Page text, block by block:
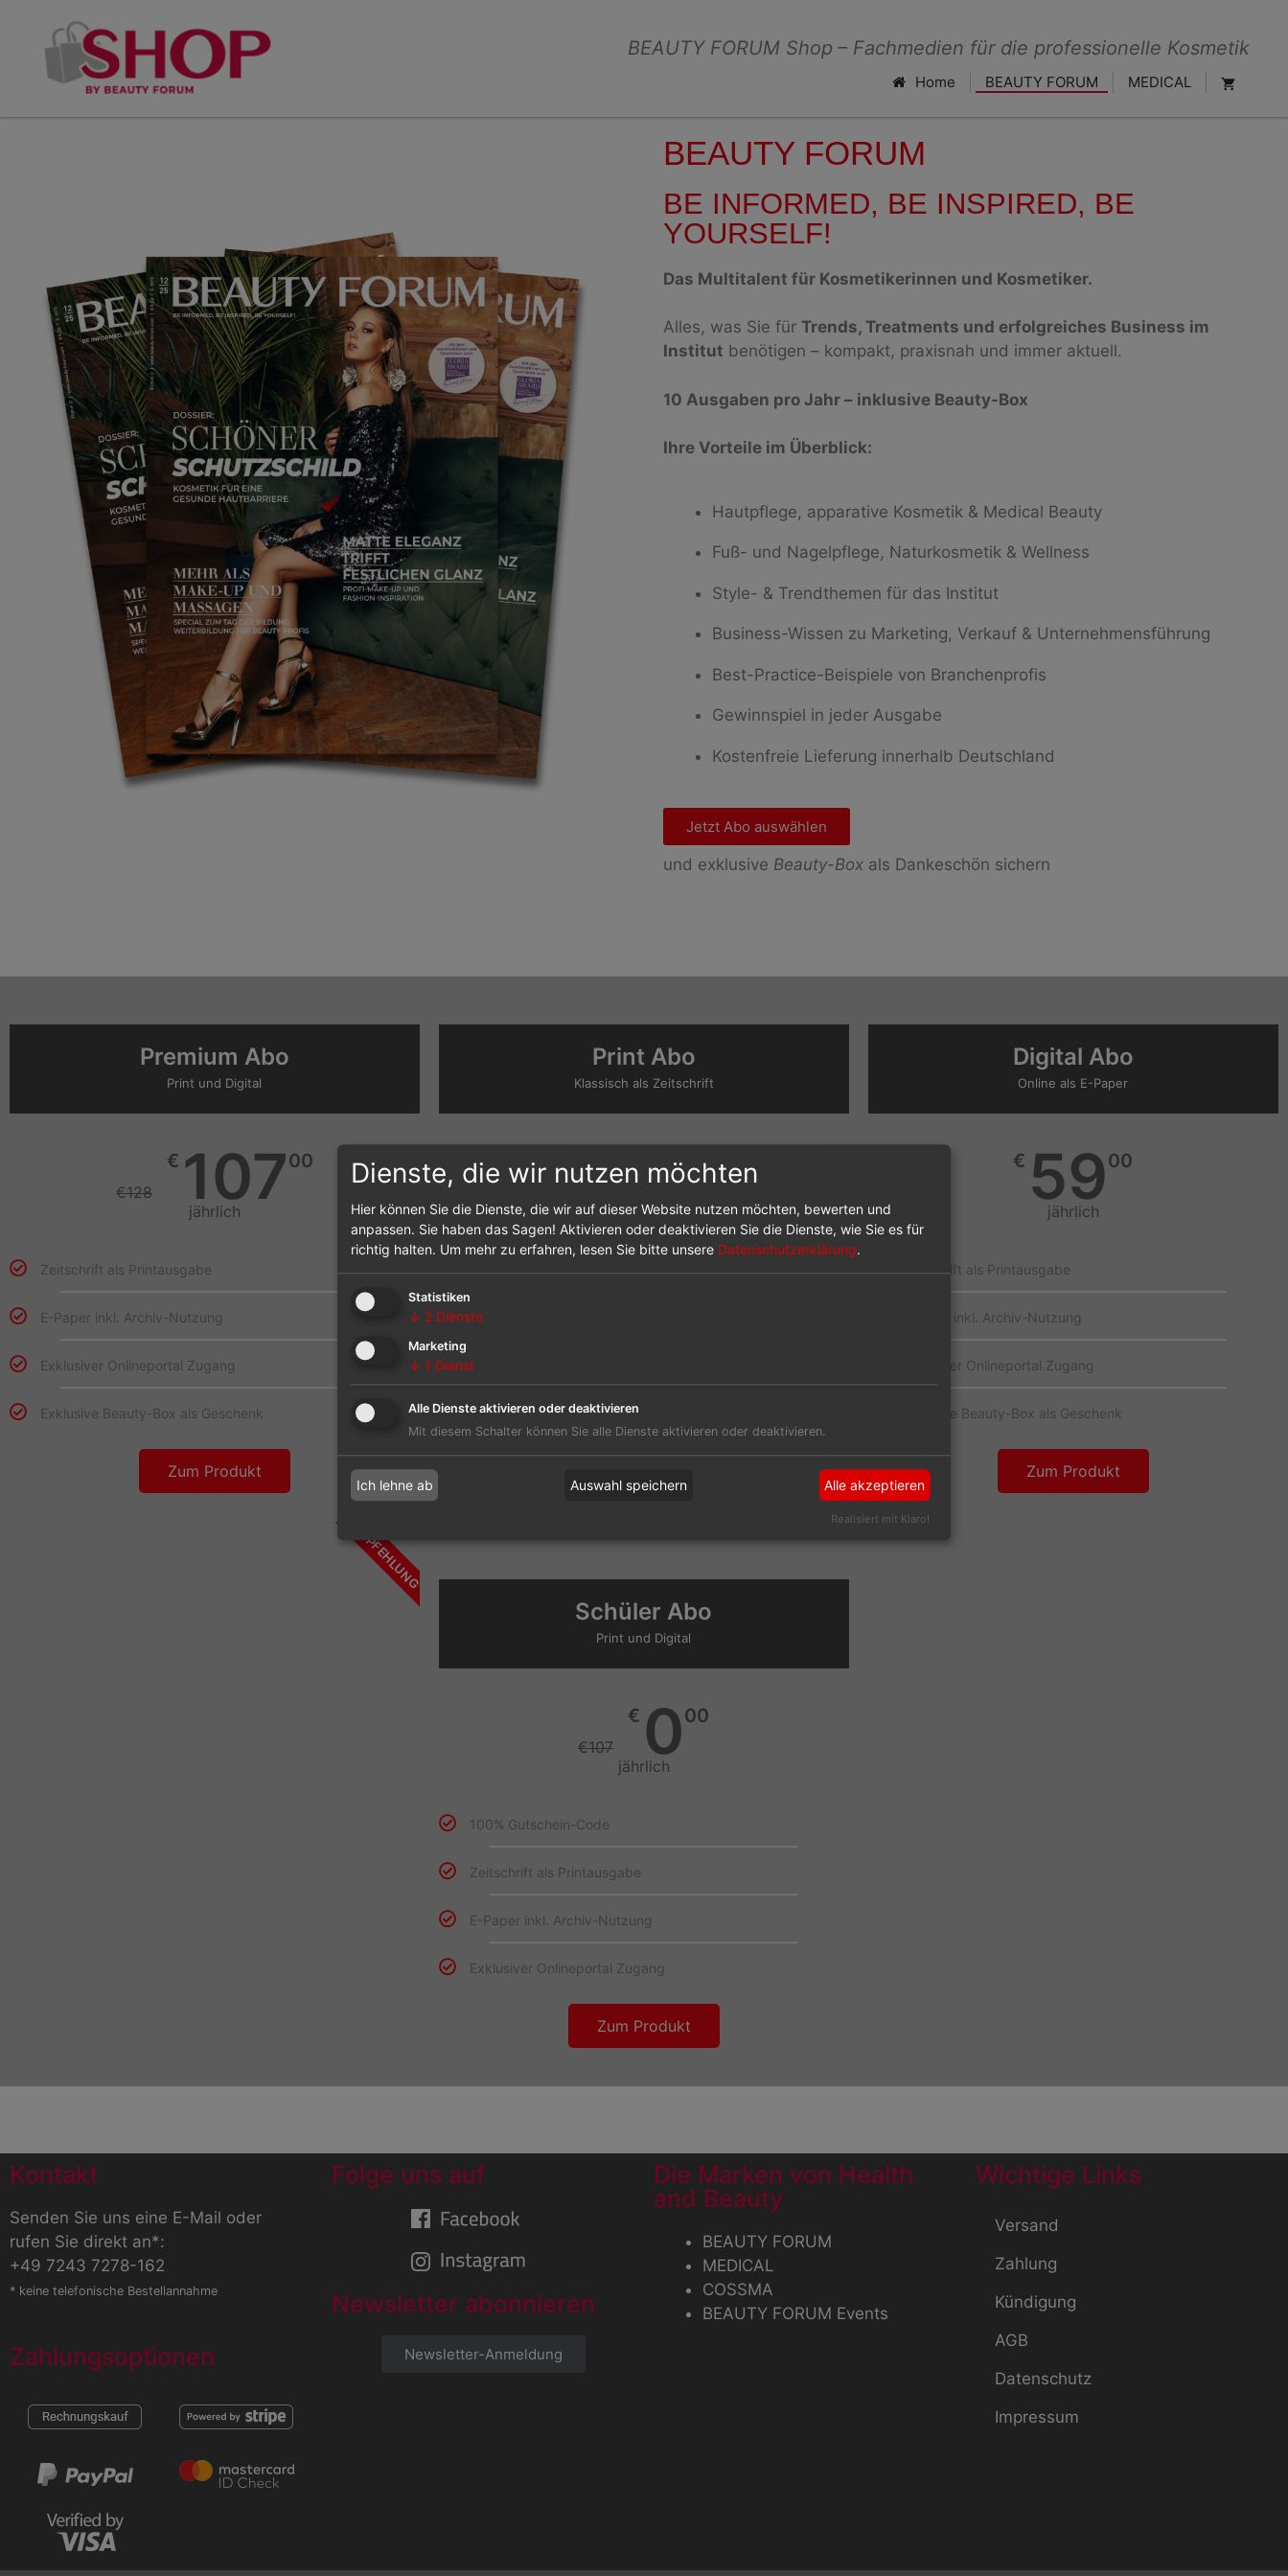
BEAUTY FORUM Shop – Fachmedien für die professionelle Kosmetik
Home BEAUTY FORUM MEDICAL
BEAUTY FORUM
BE INFORMED, BE INSPIRED, BE
YOURSELF!
Das Multitalent für Kosmetikerinnen und Kosmetiker.
Alles, was Sie für Trends, Treatments und erfolgreiches Business im
Institut benötigen – kompakt, praxisnah und immer aktuell.
10 Ausgaben pro Jahr – inklusive Beauty-Box
Ihre Vorteile im Überblick:
Hautpflege, apparative Kosmetik & Medical Beauty
Fuß- und Nagelpflege, Naturkosmetik & Wellness
Style- & Trendthemen für das Institut
Business-Wissen zu Marketing, Verkauf & Unternehmensführung
Best-Practice-Beispiele von Branchenprofis
Gewinnspiel in jeder Ausgabe
Kostenfreie Lieferung innerhalb Deutschland
Jetzt Abo auswählen
und exklusive Beauty-Box als Dankeschön sichern
Premium Abo
Print und Digital
€128
€ 10700
jährlich
Zeitschrift als Printausgabe
E-Paper inkl. Archiv-Nutzung
Exklusiver Onlineportal Zugang
Exklusive Beauty-Box als Geschenk
Zum Produkt
EMPFEHLUNG
Print Abo
Klassisch als Zeitschrift
€ 7500
jährlich
Zeitschrift als Printausgabe
E-Paper inkl. Archiv-Nutzung
Exklusiver Onlineportal Zugang​
Exklusive Beauty-Box als Geschenk
Digital Abo
Online als E-Paper
€ 5900
jährlich
Zeitschrift als Printausgabe
E-Paper inkl. Archiv-Nutzung
Exklusiver Onlineportal Zugang​
Exklusive Beauty-Box als Geschenk
Zum Produkt
Schüler Abo
Print und Digital
€107
€ 000
jährlich
100% Gutschein-Code
Zeitschrift als Printausgabe
E-Paper inkl. Archiv-Nutzung
Exklusiver Onlineportal Zugang
Zum Produkt
Kontakt
Senden Sie uns eine E-Mail oder
rufen Sie direkt an*:
+49 7243 7278-162
* keine telefonische Bestellannahme
Zahlungsoptionen
Folge uns auf
Newsletter abonnieren
Newsletter-Anmeldung
Die Marken von Health
and Beauty
BEAUTY FORUM
MEDICAL
COSSMA
BEAUTY FORUM Events
Wichtige Links
Versand
Zahlung
Kündigung
AGB
Datenschutz
Impressum
Dienste, die wir nutzen möchten
Hier können Sie die Dienste, die wir auf dieser Website nutzen möchten, bewerten und
anpassen. Sie haben das Sagen! Aktivieren oder deaktivieren Sie die Dienste, wie Sie es für
richtig halten. Um mehr zu erfahren, lesen Sie bitte unsere Datenschutzerklärung.
Statistiken
↓ 2 Dienste
Marketing
↓ 1 Dienst
Alle Dienste aktivieren oder deaktivieren
Mit diesem Schalter können Sie alle Dienste aktivieren oder deaktivieren.
Ich lehne ab Auswahl speichern Alle akzeptieren
Realisiert mit Klaro!